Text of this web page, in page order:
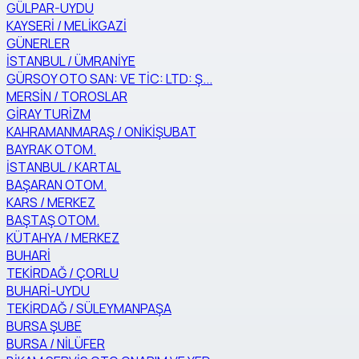
GÜLPAR-UYDU
KAYSERİ / MELİKGAZİ
GÜNERLER
İSTANBUL / ÜMRANİYE
GÜRSOY OTO SAN: VE TİC: LTD: Ş...
MERSİN / TOROSLAR
GİRAY TURİZM
KAHRAMANMARAŞ / ONİKİŞUBAT
BAYRAK OTOM.
İSTANBUL / KARTAL
BAŞARAN OTOM.
KARS / MERKEZ
BAŞTAŞ OTOM.
KÜTAHYA / MERKEZ
BUHARİ
TEKİRDAĞ / ÇORLU
BUHARİ-UYDU
TEKİRDAĞ / SÜLEYMANPAŞA
BURSA ŞUBE
BURSA / NİLÜFER